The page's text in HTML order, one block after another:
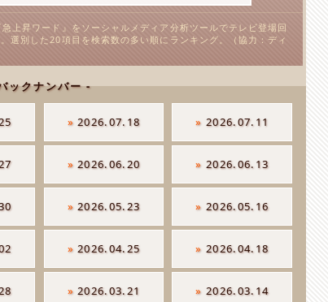
上昇ワード』をソーシャルメディア分析ツールでテレビ登場回
選別した20項目を検索数の多い順にランキング。（協力：ディ
ックナンバー -
»2026.07.18 »2026.07.11
»2026.06.20 »2026.06.13
»2026.05.23 »2026.05.16
»2026.04.25 »2026.04.18
»2026.03.21 »2026.03.14